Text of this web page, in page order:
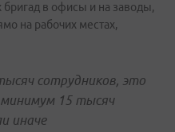
в офисы и на заводы,
на рабочих местах,
сотрудников, это
15 тысяч
иначе